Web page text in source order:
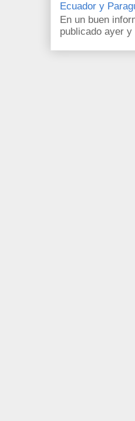
Ecuador y
En un buen
publicado ayer